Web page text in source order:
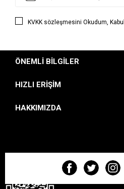
KVKK sözleşmesini Okudum,
ÖNEMLI BILGILER
HIZLI ERIŞIM
HAKKIMIZDA